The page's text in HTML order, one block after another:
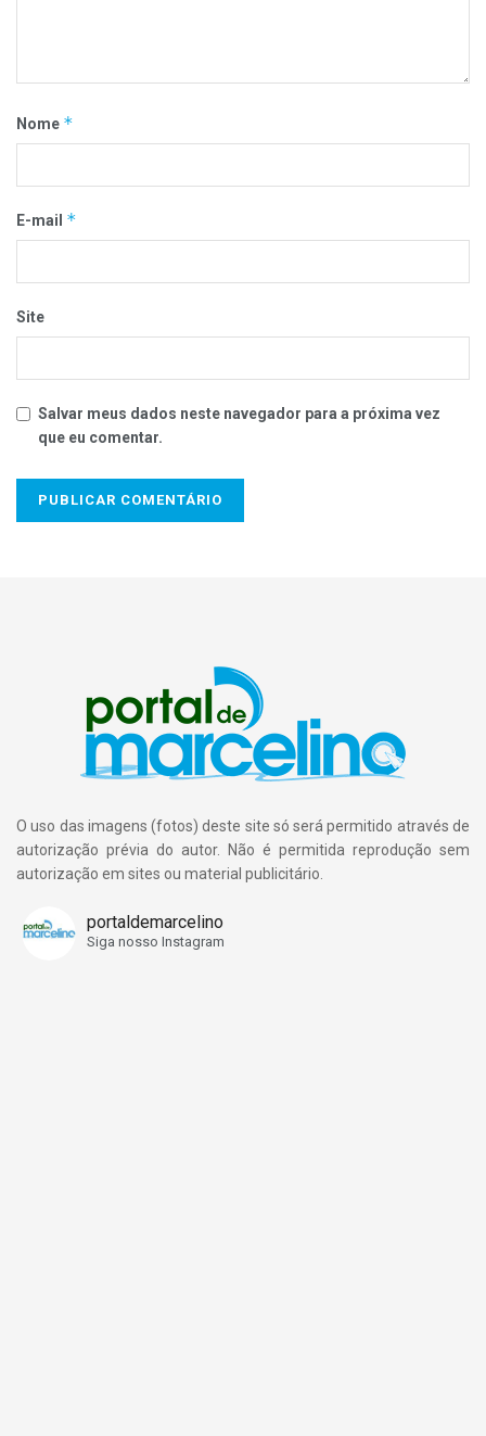
Nome *
E-mail *
Site
Salvar meus dados neste navegador para a próxima vez
que eu comentar.
O uso das imagens (fotos) deste site só será permitido através de
autorização prévia do autor. Não é permitida reprodução sem
autorização em sites ou material publicitário.
portaldemarcelino
Siga nosso Instagram